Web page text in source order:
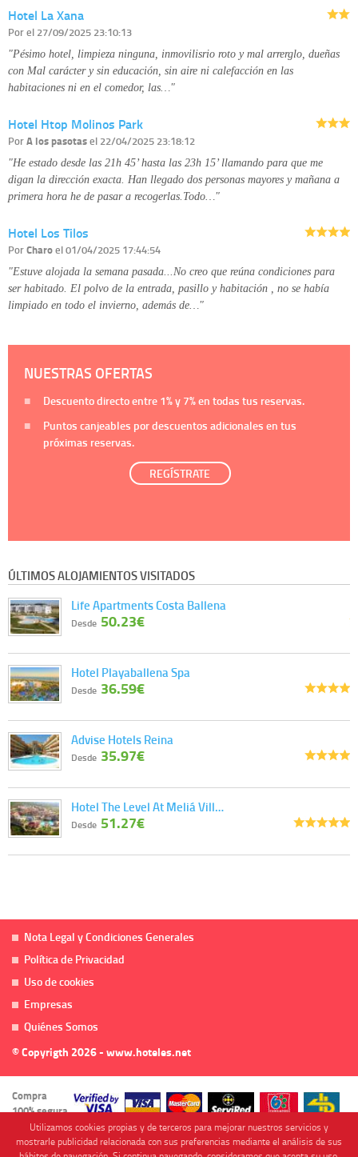
disponible en nuestra página web.
Información complementaria:
Hotel La Xana
Porel 27/09/2025 23:10:13
"Pésimo hotel, limpieza ninguna, inmovilisrio roto y mal arrerglo, dueñas
con Mal carácter y sin educación, sin aire ni calefacción en las
habitaciones ni en el comedor, las…"
Hotel Htop Molinos Park
PorA los pasotasel 22/04/2025 23:18:12
"He estado desde las 21h 45’ hasta las 23h 15’ llamando para que me
digan la dirección exacta. Han llegado dos personas mayores y mañana a
primera hora he de pasar a recogerlas.Todo…"
Hotel Los Tilos
PorCharoel 01/04/2025 17:44:54
"Estuve alojada la semana pasada...No creo que reúna condiciones para
ser habitado. El polvo de la entrada, pasillo y habitación , no se había
limpiado en todo el invierno, además de…"
NUESTRAS OFERTAS
Descuento directo entre 1%y 7%en todas tus reservas.
Puntos canjeables por descuentos adicionales en tus
próximas reservas.
REGÍSTRATE
ÚLTIMOS ALOJAMIENTOS VISITADOS
Life Apartments Costa Ballena
Desde 50.23€
Hotel Playaballena Spa
Desde 36.59€
Advise Hotels Reina
Desde 35.97€
Hotel The Level At Meliá Vill…
Desde 51.27€
Nota Legal y Condiciones Generales
Política de Privacidad
Uso de cookies
Empresas
Quiénes Somos
© Copyrigth 2026 - www.hoteles.net
Compra
100% segura
Utilizamos cookies propias y de terceros para mejorar nuestros servicios y
mostrarle publicidad relacionada con sus preferencias mediante el análisis de sus